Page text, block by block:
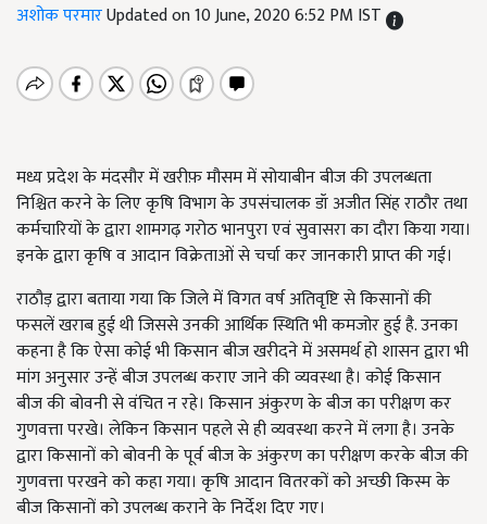
अशोक परमारUpdated on 10 June, 2020 6:52 PM IST
मध्य प्रदेश के मंदसौर में खरीफ़ मौसम में सोयाबीन बीज की उपलब्धता
निश्चित करने के लिए कृषि विभाग के उपसंचालक डॉ अजीत सिंह राठौर तथा
कर्मचारियों के द्वारा शामगढ़ गरोठ भानपुरा एवं सुवासरा का दौरा किया गया।
इनके द्वारा कृषि व आदान विक्रेताओं से चर्चा कर जानकारी प्राप्त की गई।
राठौड़ द्वारा बताया गया कि जिले में विगत वर्ष अतिवृष्टि से किसानों की
फसलें खराब हुई थी जिससे उनकी आर्थिक स्थिति भी कमजोर हुई है. उनका
कहना है कि ऐसा कोई भी किसान बीज खरीदने में असमर्थ हो शासन द्वारा भी
मांग अनुसार उन्हें बीज उपलब्ध कराए जाने की व्यवस्था है। कोई किसान
बीज की बोवनी से वंचित न रहे। किसान अंकुरण के बीज का परीक्षण कर
गुणवत्ता परखे। लेकिन किसान पहले से ही व्यवस्था करने में लगा है। उनके
द्वारा किसानों को बोवनी के पूर्व बीज के अंकुरण का परीक्षण करके बीज की
गुणवत्ता परखने को कहा गया। कृषि आदान वितरकों को अच्छी किस्म के
बीज किसानों को उपलब्ध कराने के निर्देश दिए गए।